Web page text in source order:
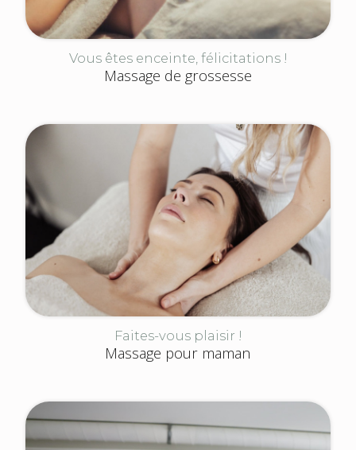
Vous êtes enceinte, félicitations !
Massage de grossesse
Faites-vous plaisir !
Massage pour maman